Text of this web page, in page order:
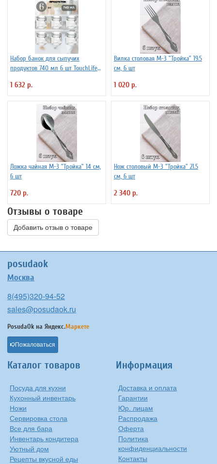
Набор банок для сыпучих
продуктов 740 мл 6 шт TouchLife
1 632 р.
Вилка столовая М-3 "Тройка" 19.5
см, 6 шт
1 020 р.
Ложка чайная М-3 "Тройка" 14 см,
6 шт
720 р.
Нож столовый М-3 "Тройка" 21.5
см, 6 шт
2 340 р.
Отзывы о товаре
Добавить отзыв о товаре
posudaok
Москва
8(495)320-94-52
sales@posudaok.ru
PosudaOk на Яндекс.Маркете
Пожаловаться
Каталог товаров
Посуда для кухни
Кухонный инвентарь
Ножи
Сервировка стола
Все для бара
Инвентарь кондитера
Уютный дом
Рецепты вкусной еды
Информация
Доставка и оплата
Гарантии
Юр. лицам
Распродажа
Оферта
Политика
конфиденциальности
Контакты